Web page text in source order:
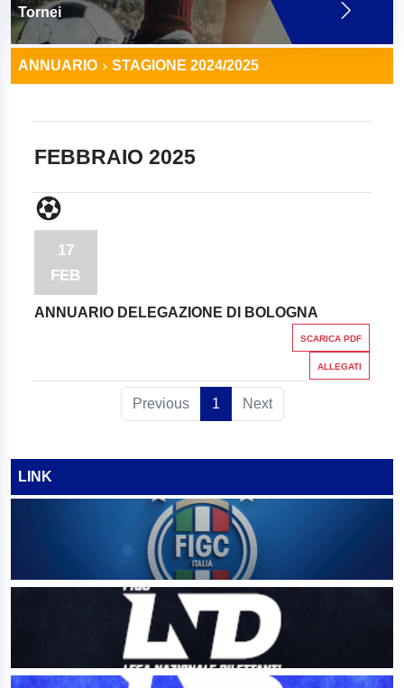
Tornei
ANNUARIO STAGIONE 2024/2025
FEBBRAIO 2025
17
FEB
ANNUARIO DELEGAZIONE DI BOLOGNA
SCARICA PDF
ALLEGATI
Previous 1 Next
LINK